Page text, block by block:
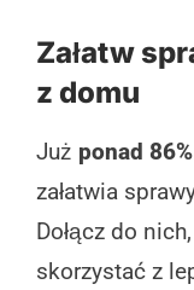
Załatw
z domu
Już ponad
załatwia
Dołącz do
skorzystać z